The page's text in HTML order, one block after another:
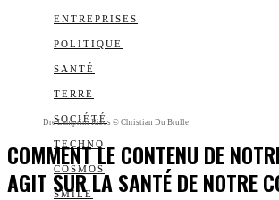
ENTREPRISES
POLITIQUE
SANTÉ
TERRE
SOCIÉTÉ
TECHNO
COSMOS
SMILE
Dre Lamprini Risos © Christian Du Brulle
COMMENT LE CONTENU DE
AGIT SUR LA SANTÉ DE NOTRE